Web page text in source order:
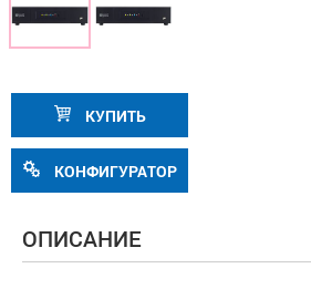
КУПИТЬ
КОНФИГУРАТОР
ОПИСАНИЕ